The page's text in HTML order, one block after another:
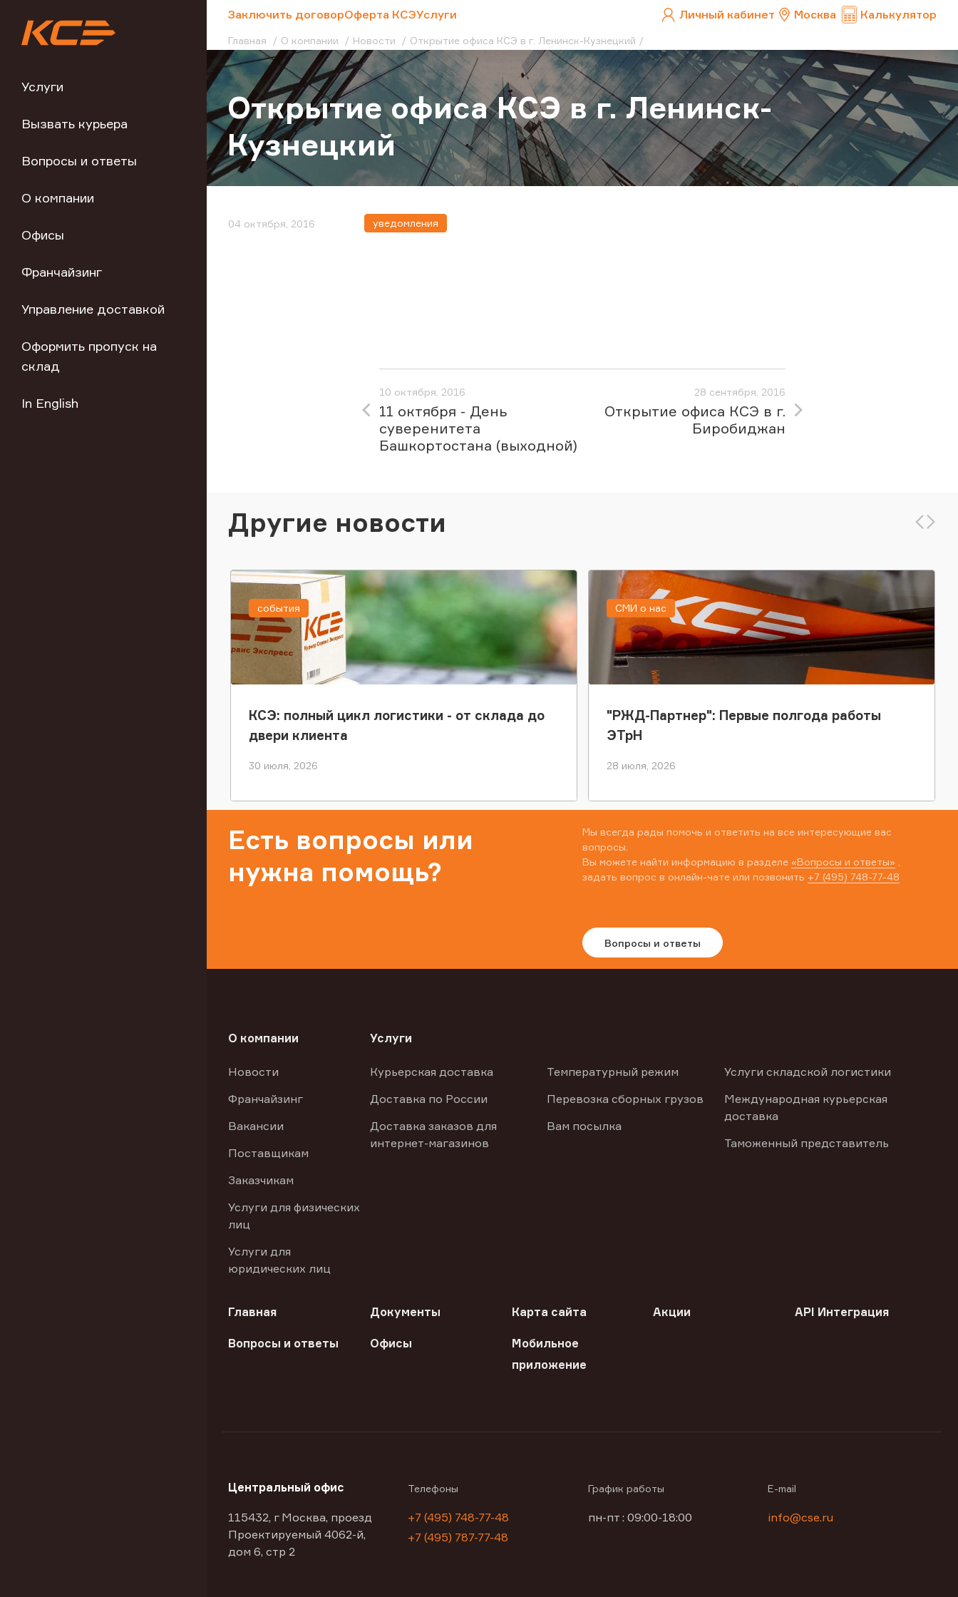
Услуги
Вызвать курьера
Вопросы и ответы
О компании
Офисы
Франчайзинг
Управление доставкой
Оформить пропуск на
склад
In English
Заключить договорОферта КСЭУслуги Личный кабинет Москва Калькулятор
Главная О компании Новости Открытие офиса КСЭ в г. Ленинск-Кузнецкий
Открытие офиса КСЭ в г. Ленинск-
Кузнецкий
04 октября, 2016 уведомления
10 октября, 2016
11 октября - День
суверенитета
Башкортостана (выходной)
28 сентября, 2016
Открытие офиса КСЭ в г.
Биробиджан
Другие новости
КСЭ: полный цикл логистики - от склада до
двери клиента
30 июля, 2026
события
"РЖД-Партнер": Первые полгода работы
ЭТрН
28 июля, 2026
СМИ о нас
Есть вопросы или
нужна помощь?
Мы всегда рады помочь и ответить на все интересующие вас
вопросы.
Вы можете найти информацию в разделе «Вопросы и ответы»
задать вопрос в онлайн-чате или позвонить +7 (495) 748-77-48
Вопросы и ответы
О компании
Новости
Франчайзинг
Вакансии
Поставщикам
Заказчикам
Услуги для физических
лиц
Услуги для
юридических лиц
Услуги
Курьерская доставка
Доставка по России
Доставка заказов для
интернет-магазинов
Температурный режим
Перевозка сборных грузов
Вам посылка
Услуги складской логистики
Международная курьерская
доставка
Таможенный представитель
Главная Документы Карта сайта Акции API Интеграция
Вопросы и ответы Офисы
Мобильное
приложение
Центральный офис
115432, г Москва, проезд
Проектируемый 4062-й,
дом 6, стр 2
Телефоны
+7 (495) 748-77-48
+7 (495) 787-77-48
График работы
пн-пт : 09:00-18:00
E-mail
info@cse.ru